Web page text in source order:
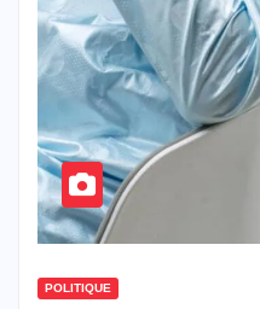
POLITIQUE